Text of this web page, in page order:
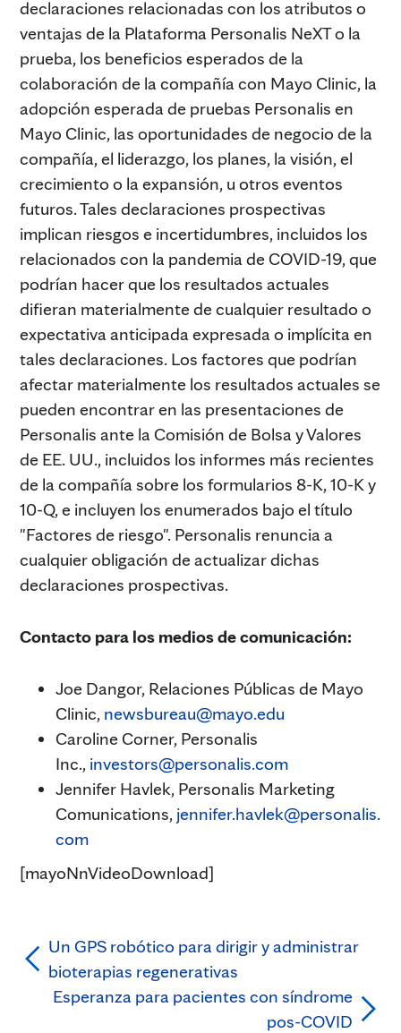
declaraciones relacionadas con los atributos o
ventajas de la Plataforma Personalis NeXT o la
prueba, los beneficios esperados de la
colaboración de la compañía con Mayo Clinic, la
adopción esperada de pruebas Personalis en
Mayo Clinic, las oportunidades de negocio de la
compañía, el liderazgo, los planes, la visión, el
crecimiento o la expansión, u otros eventos
futuros. Tales declaraciones prospectivas
implican riesgos e incertidumbres, incluidos los
relacionados con la pandemia de COVID-19, que
podrían hacer que los resultados actuales
difieran materialmente de cualquier resultado o
expectativa anticipada expresada o implícita en
tales declaraciones. Los factores que podrían
afectar materialmente los resultados actuales se
pueden encontrar en las presentaciones de
Personalis ante la Comisión de Bolsa y Valores
de EE. UU., incluidos los informes más recientes
de la compañía sobre los formularios 8-K, 10-K y
10-Q, e incluyen los enumerados bajo el título
"Factores de riesgo". Personalis renuncia a
cualquier obligación de actualizar dichas
declaraciones prospectivas.
Contacto para los medios de comunicación:
Joe Dangor, Relaciones Públicas de Mayo
Clinic, newsbureau@mayo.edu
Caroline Corner, Personalis
Inc., investors@personalis.com
Jennifer Havlek, Personalis Marketing
Comunications, jennifer.havlek@personalis.
com
[mayoNnVideoDownload]
Un GPS robótico para dirigir y administrar
bioterapias regenerativas
Esperanza para pacientes con síndrome
pos-COVID